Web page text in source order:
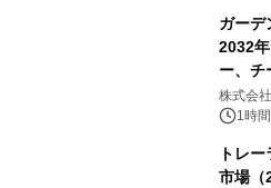
ガーデ
2032
ー、チ
レポー
株式会
1時
トレ
市場（